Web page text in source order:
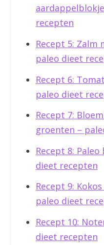
recepten
Recept 5: Zalm
paleo dieet
Recept 6:
paleo dieet
Recept 7:
groenten –
Recept 8:
dieet recepten
Recept 9:
paleo dieet
Recept 10:
dieet recepten